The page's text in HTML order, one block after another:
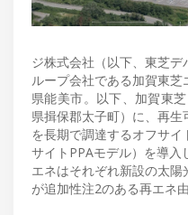
ジ株式会社（以下、東芝
ループ会社である加賀東
県能美市。以下、加賀東
県揖保郡太子町）に、再生
を長期で調達するオフサ
サイトPPAモデル）を導
エネはそれぞれ新設の太
が追加性注2のある再エネ